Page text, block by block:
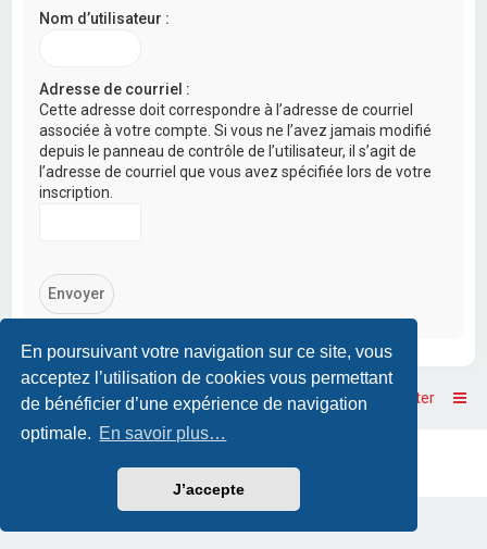
En poursuivant votre navigation sur ce site, vous
acceptez l’utilisation de cookies vous permettant
de bénéficier d’une expérience de navigation
optimale. En savoir plus…
J’accepte
Nom d’utilisateur :
Adresse de courriel :
Cette adresse doit correspondre à l’adresse de courriel
associée à votre compte. Si vous ne l’avez jamais modifié
depuis le panneau de contrôle de l’utilisateur, il s’agit de
l’adresse de courriel que vous avez spécifiée lors de votre
inscription.
Accueil Accueil du forum Nous contacter
Traduction française officielle©Qiaeru